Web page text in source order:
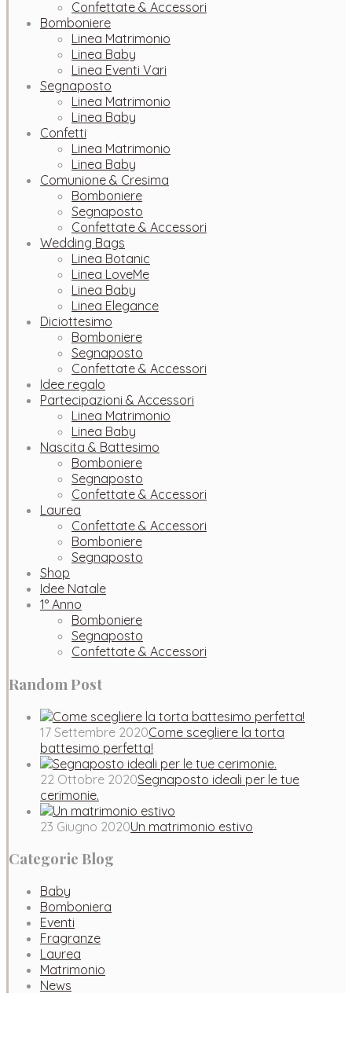
Confettate & Accessori
Bomboniere
Linea Matrimonio
Linea Baby
Linea Eventi Vari
Segnaposto
Linea Matrimonio
Linea Baby
Confetti
Linea Matrimonio
Linea Baby
Comunione & Cresima
Bomboniere
Segnaposto
Confettate & Accessori
Wedding Bags
Linea Botanic
Linea LoveMe
Linea Baby
Linea Elegance
Diciottesimo
Bomboniere
Segnaposto
Confettate & Accessori
Idee regalo
Partecipazioni & Accessori
Linea Matrimonio
Linea Baby
Nascita & Battesimo
Bomboniere
Segnaposto
Confettate & Accessori
Laurea
Confettate & Accessori
Bomboniere
Segnaposto
Shop
Idee Natale
1° Anno
Bomboniere
Segnaposto
Confettate & Accessori
Random Post
17 Settembre 2020Come scegliere la torta
battesimo perfetta!
22 Ottobre 2020Segnaposto ideali per le tue
cerimonie.
23 Giugno 2020Un matrimonio estivo
Categorie Blog
Baby
Bomboniera
Eventi
Fragranze
Laurea
Matrimonio
News